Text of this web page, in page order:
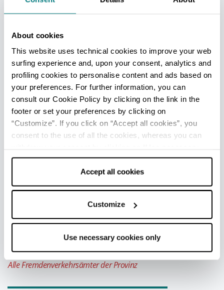
About cookies
This website uses technical cookies to improve your web
surfing experience and, upon your consent, analytics and
profiling cookies to personalise content and ads based on
your preferences. For further information, you can
consult our Cookie Policy by clicking on the link in the
footer or set your preferences by clicking on
“Customize”. If you click on “Accept all cookies”, you
consent to the use of all the cookies, whereas you can
cookies only” and only the technical cookies for the
correct functioning of the website will be used.
Accept all cookies
Customize
Use necessary cookies only
FREMDENVERKEHRSBÜROS
Turistica (IAT-R)
Info
Rimini Marina centro - Ufficio Informazioni e Accoglienza
Turistica (IAT)
Info
Rimini centro - Welcome Room
Info
Viserba - Ufficio Informazioni e Accoglienza Turistica (IAT
Alle Fremdenverkehrsämter der Provinz